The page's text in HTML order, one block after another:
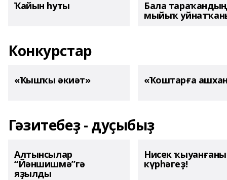
Ҡайын һуты Бала тараҡандың
мыйыҡ
Конкурстар
«Ҡышҡы әкиәт» «Ҡоштарға
Гәзитебеҙ - дуҫыбыҙ
Алтынсылар
“Йәншишмә”гә
яҙылды
Нисек
күрһәгеҙ!